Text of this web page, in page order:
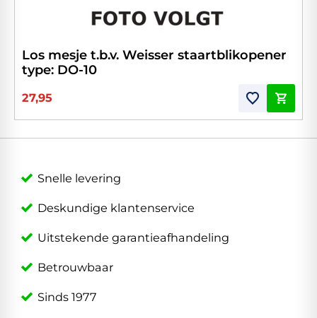
Los mesje t.b.v. Weisser staartblikopener
type: DO-10
27,95
Snelle levering
Deskundige klantenservice
Uitstekende garantieafhandeling
Betrouwbaar
Sinds 1977